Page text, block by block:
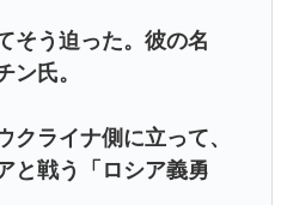
そう迫った。彼の名
ン氏。
クライナ側に立って、
と戦う「ロシア義勇